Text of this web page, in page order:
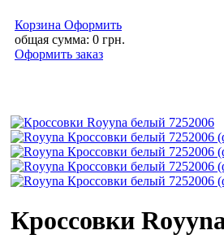
Корзина Оформить
общая сумма: 0 грн.
Оформить заказ
Кроссовки